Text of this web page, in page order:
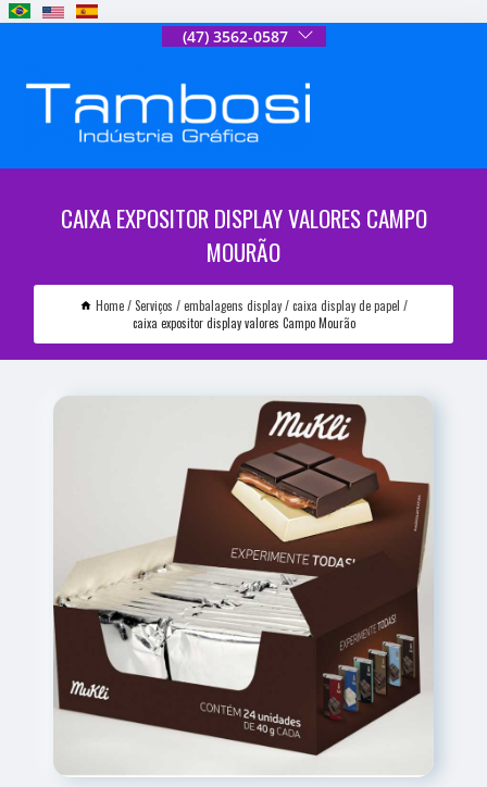
(47) 3562-0587
CAIXA EXPOSITOR DISPLAY VALORES CAMPO
MOURÃO
Home Serviços embalagens display
caixa display de papel
caixa expositor display valores Campo Mourão